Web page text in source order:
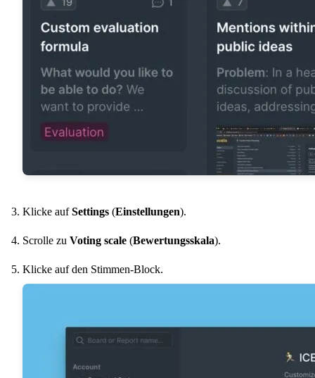
Klicke aufSettings (Einstellungen).
Scrolle zu Voting scale (Bewertungsskala).
Klicke auf den Stimmen-Block.